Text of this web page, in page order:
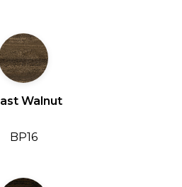
Walnut
BP16